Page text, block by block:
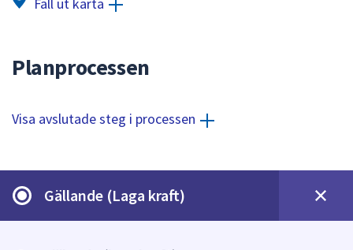
Planprocessen
Visa avslutade steg i processen
Gällande (Laga kraft)